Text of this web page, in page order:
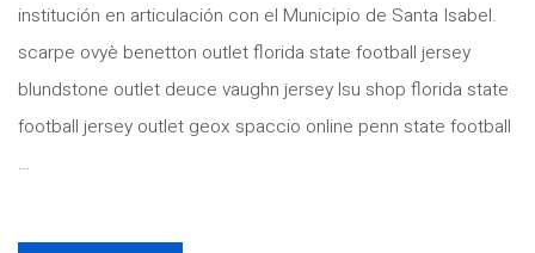
institución en articulación con el Municipio de Santa Isabel.
scarpe ovyè benetton outlet florida state football jersey
blundstone outlet deuce vaughn jersey lsu shop florida state
football jersey outlet geox spaccio online penn state football
…